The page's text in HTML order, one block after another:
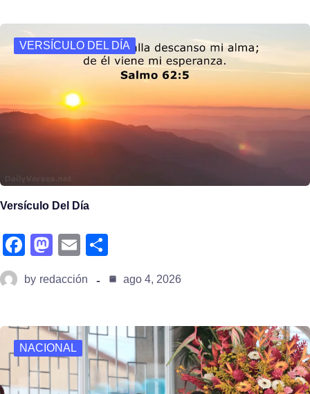
o
o
k
d
o
n
VERSÍCULO DEL DÍA
Versículo Del Día
fa
e
o
o
k
m
st
d
o
n
e
ail ar
by redacción ago 4, 2026
NACIONAL